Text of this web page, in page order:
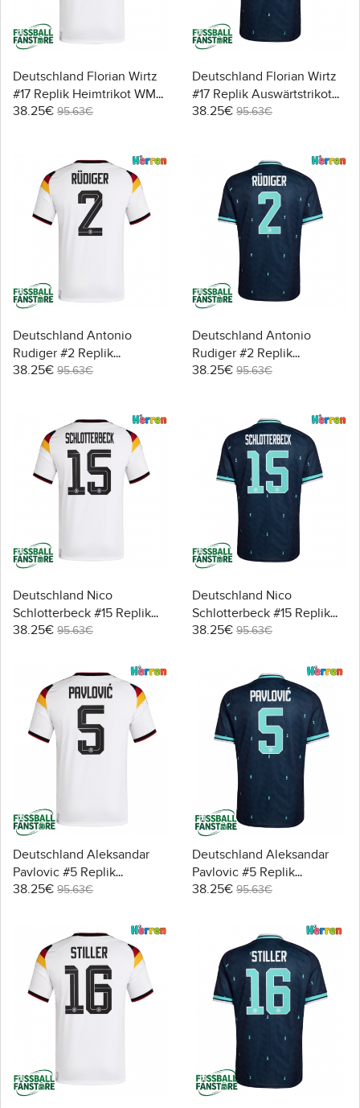
Deutschland Florian Wirtz
#17 Replik Heimtrikot WM
2026 Kurzarm
38.25€ 95.63€
Deutschland Florian Wirtz
#17 Replik Auswärtstrikot
WM 2026 Kurzarm
38.25€ 95.63€
Deutschland Antonio
Rudiger #2 Replik
Heimtrikot WM 2026
38.25€ 95.63€
Deutschland Antonio
Rudiger #2 Replik
Auswärtstrikot WM 2026
38.25€ 95.63€
Deutschland Nico
Schlotterbeck #15 Replik
Heimtrikot WM 2026
38.25€ 95.63€
Deutschland Nico
Schlotterbeck #15 Replik
Auswärtstrikot WM 2026
38.25€ 95.63€
Deutschland Aleksandar
Pavlovic #5 Replik
Heimtrikot WM 2026
38.25€ 95.63€
Deutschland Aleksandar
Pavlovic #5 Replik
Auswärtstrikot WM 2026
38.25€ 95.63€